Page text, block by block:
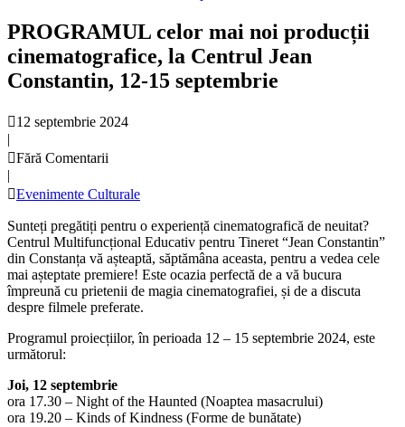
PROGRAMUL celor mai noi producții
cinematografice, la Centrul Jean
Constantin, 12-15 septembrie
12 septembrie 2024
|
Fără Comentarii
|
Evenimente Culturale
Sunteți pregătiți pentru o experiență cinematografică de neuitat?
Centrul Multifuncțional Educativ pentru Tineret “Jean Constantin”
din Constanța vă așteaptă, săptămâna aceasta, pentru a vedea cele
mai așteptate premiere! Este ocazia perfectă de a vă bucura
împreună cu prietenii de magia cinematografiei, și de a discuta
despre filmele preferate.
Programul proiecțiilor, în perioada 12 – 15 septembrie 2024, este
următorul:
Joi, 12 septembrie
ora 17.30 – Night of the Haunted (Noaptea masacrului)
ora 19.20 – Kinds of Kindness (Forme de bunătate)